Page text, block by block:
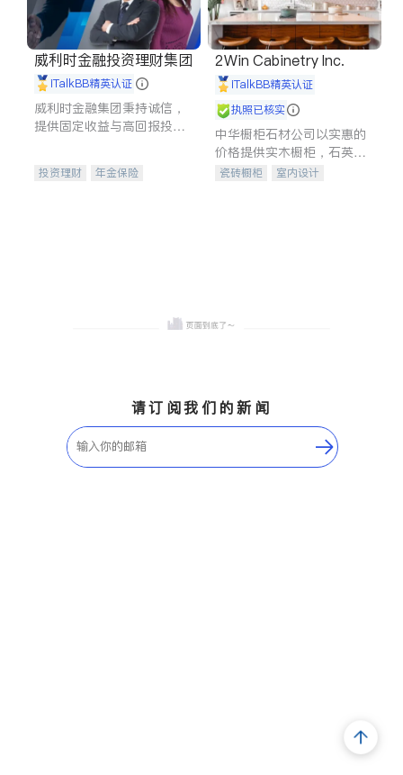
威利时金融投资理财集团
iTalkBB精英认证
威利时金融集团秉持诚信，
提供固定收益与高回报投资
合，助力客户实现目标
投资理财
年金保险
2Win Cabinetry Inc.
iTalkBB精英认证
执照已核实
中华橱柜石材公司以实惠的
价格提供实木橱柜，石英石
台面，多种优质不锈钢水
瓷砖橱柜
室内设计
请订阅我们的新闻